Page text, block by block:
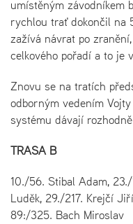
umístěným závodníkem
rychlou trať dokončil na
zažívá návrat po
celkového pořadí a to je
Znovu se na tratích
odborným vedením
systému dávají
TRASA B
10./56. Stibal Adam,
Luděk, 29./217. Krejčí
89:/325. Bach Miroslav